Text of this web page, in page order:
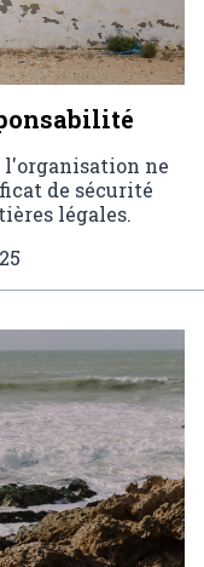
l'organisation ne
de sécurité
légales.